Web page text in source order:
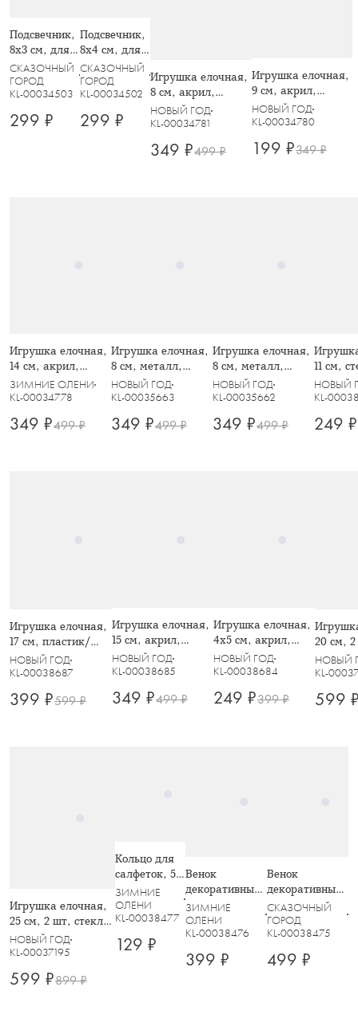
Подсвечник,
8x3 см, для
чайной
свечи,
стекло,
Снежинка,
Event
СКАЗОЧНЫЙ
ГОРОД
KL-00034503
299 ₽
Подсвечник,
8x4 см, для
тонкой
свечи,
стекло,
Снежинка,
Event
СКАЗОЧНЫЙ
ГОРОД
KL-00034502
299 ₽
Игрушка елочная,
8 см, акрил,
прозрачный,
Медведь, Event
НОВЫЙ ГОД
KL-00034781
349 ₽499 ₽
Игрушка елочная,
9 см, акрил,
прозрачно-
золотистая,
НОВЫЙ ГОД
KL-00034780
199 ₽349 ₽
Игрушка елочная,
14 см, акрил,
прозрачно-
золотистая, Олень,
ЗИМНИЕ ОЛЕНИ
KL-00034778
349 ₽499 ₽
Игрушка елочная,
8 см, металл,
серебристая,
Балерина, Event
НОВЫЙ ГОД
KL-00035663
349 ₽499 ₽
Игрушка елочная,
8 см, металл,
серебристая,
Туфелька со
НОВЫЙ ГОД
KL-00035662
349 ₽499 ₽
11 см,
с
Event
НОВЫЙ
KL-
249 ₽
Игрушка елочная,
17 см, пластик/
полиэстер,
серебристая,
Event
НОВЫЙ ГОД
KL-00038687
399 ₽599 ₽
Игрушка елочная,
15 см, акрил,
Хрустальная
сосулька, Event
НОВЫЙ ГОД
KL-00038685
349 ₽499 ₽
Игрушка елочная,
4х5 см, акрил,
Пингвин, Event
НОВЫЙ ГОД
KL-00038684
249 ₽399 ₽
20 см,
НОВЫЙ
KL-
599
Игрушка елочная,
25 см, 2 шт, стекло,
шампань,
Сосулька, Event
НОВЫЙ ГОД
KL-00037195
599 ₽899 ₽
Кольцо для
салфеток, 5
см, акрил/
металл,
серебристое,
Event
ЗИМНИЕ
ОЛЕНИ
KL-00038477
129 ₽
Венок
декоративный,
10х20 см, для
чайной свечи,
акрил/металл,
Кристаллы,
ЗИМНИЕ
ОЛЕНИ
KL-00038476
399 ₽
Венок
декоративный,
10х20 см, для
чайной свечи,
акрил/металл,
Кристаллы,
СКАЗОЧНЫЙ
ГОРОД
KL-00038475
499 ₽